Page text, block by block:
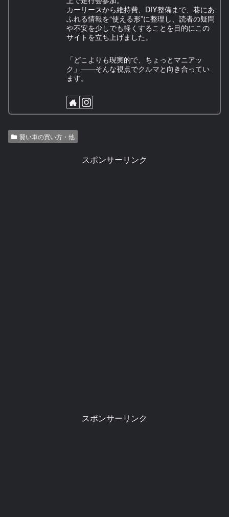
カーリースから維持費、DIY整備まで、巷にあ
ふれる情報を“使える形”に整理し、読者の疑問
や不安を少しでも軽くすることを目的にこの
サイトを立ち上げました。
「どこよりも現実的で、ちょっとマニアッ
ク」——そんな視点でクルマと向き合ってい
ます。
賢い車の買い方・他
スポンサーリンク
スポンサーリンク